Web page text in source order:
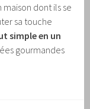
dont ils se
sa touche
simple en un
gourmandes